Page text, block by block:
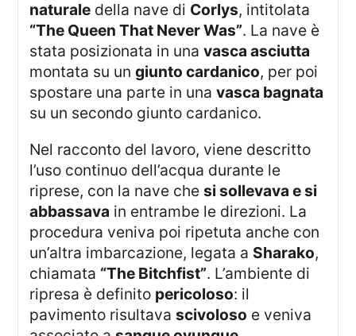
naturale della nave di Corlys, intitolata
“The Queen That Never Was”. La nave è
stata posizionata in unavasca asciutta
montata su ungiunto cardanico, per poi
spostare una parte in unavasca bagnata
su un secondo giunto cardanico.
Nel racconto del lavoro, viene descritto
l’uso continuo dell’acqua durante le
riprese, con la nave chesi sollevava e si
abbassava in entrambe le direzioni. La
procedura veniva poi ripetuta anche con
un’altra imbarcazione, legata a Sharako,
chiamata “The Bitchfist”. L’ambiente di
ripresa è definito pericoloso: il
pavimento risultavascivoloso e veniva